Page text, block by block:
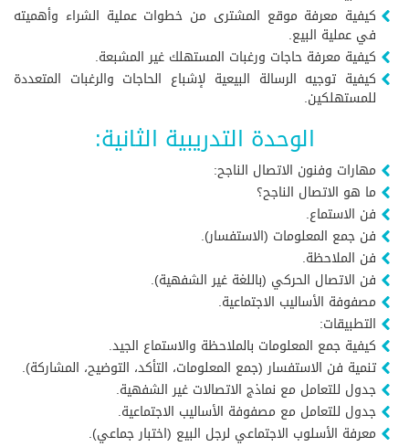
كيفية معرفة موقع المشترى من خطوات عملية الشراء وأهميته
في عملية البيع.
كيفية معرفة حاجات ورغبات المستهلك غير المشبعة.
كيفية توجيه الرسالة البيعية لإشباع الحاجات والرغبات المتعددة
للمستهلكين.
الوحدة التدريبية الثانية:
مهارات وفنون الاتصال الناجح:
ما هو الاتصال الناجح؟
فن الاستماع.
فن جمع المعلومات (الاستفسار).
فن الملاحظة.
فن الاتصال الحركي (باللغة غير الشفهية).
مصفوفة الأساليب الاجتماعية.
التطبيقات:
كيفية جمع المعلومات بالملاحظة والاستماع الجيد.
تنمية فن الاستفسار (جمع المعلومات، التأكد، التوضيح، المشاركة).
جدول للتعامل مع نماذج الاتصالات غير الشفهية.
جدول للتعامل مع مصفوفة الأساليب الاجتماعية.
معرفة الأسلوب الاجتماعي لرجل البيع (اختبار جماعي).